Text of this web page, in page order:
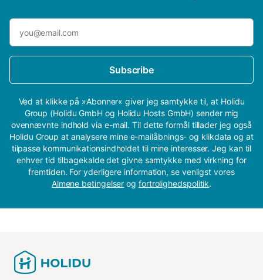
Subscribe
Ved at klikke på »Abonner« giver jeg samtykke til, at Holidu
Group (Holidu GmbH og Holidu Hosts GmbH) sender mig
ovennævnte indhold via e-mail. Til dette formål tillader jeg også
Holidu Group at analysere mine e-mailåbnings- og klikdata og at
tilpasse kommunikationsindholdet til mine interesser. Jeg kan til
enhver tid tilbagekalde det givne samtykke med virkning for
fremtiden. For yderligere information, se venligst vores
Almene betingelser og fortrolighedspolitik.